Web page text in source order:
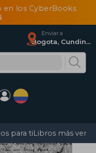
en los CyberBooks
Enviar a
Bogota, Cundinamarca
para tiLibros más